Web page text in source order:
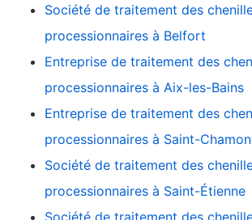
Société de traitement des
processionnaires à Belfort
Entreprise de traitement des
processionnaires à Aix-les-Bains
Entreprise de traitement des
processionnaires à Saint-
Société de traitement des
processionnaires à Saint-Étienne
Société de traitement des